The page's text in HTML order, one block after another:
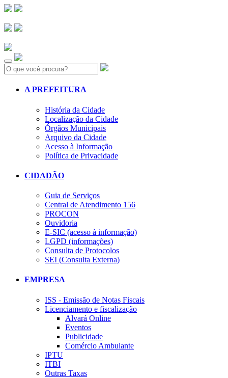
Search:
A PREFEITURA
História da Cidade
Localização da Cidade
Órgãos Municipais
Arquivo da Cidade
Acesso à Informação
Política de Privacidade
CIDADÃO
Guia de Serviços
Central de Atendimento 156
PROCON
Ouvidoria
E-SIC (acesso à informação)
LGPD (informações)
Consulta de Protocolos
SEI (Consulta Externa)
EMPRESA
ISS - Emissão de Notas Fiscais
Licenciamento e fiscalização
Alvará Online
Eventos
Publicidade
Comércio Ambulante
IPTU
ITBI
Outras Taxas